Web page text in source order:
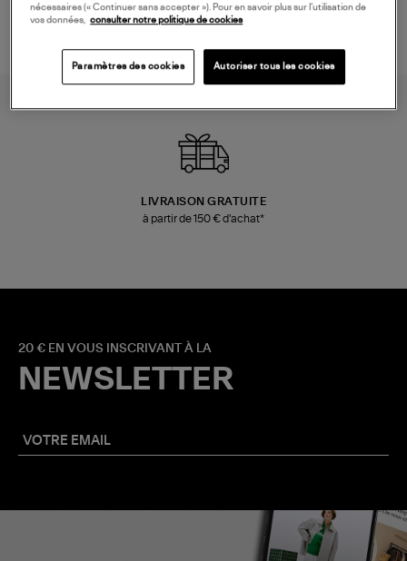
LIVRAISON GRATUITE
à partir de 150 € d'achat*
20 € EN VOUS INSCRIVANT À LA
NEWSLETTER
nécessaires (« Continuer sans accepter »). Pour en savoir plus sur l’utilisation de
vos données,
consulter notre politique de cookies
Paramètres des cookies Autoriser tous les cookies